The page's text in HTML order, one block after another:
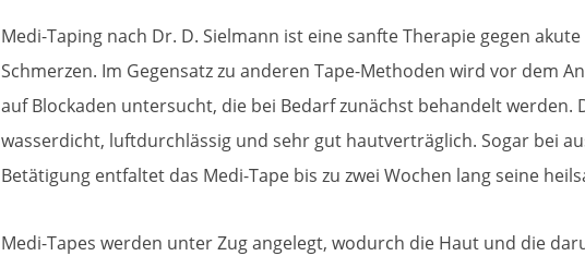
Medi-Taping nach Dr. D. Sielmann ist eine sanfte Therapie gegen
Schmerzen. Im Gegensatz zu anderen Tape-Methoden wird vor dem
auf Blockaden untersucht, die bei Bedarf zunächst behandelt werden.
wasserdicht, luftdurchlässig und sehr gut hautverträglich. Sogar bei
Betätigung entfaltet das Medi-Tape bis zu zwei Wochen lang seine
Medi-Tapes werden unter Zug angelegt, wodurch die Haut und die